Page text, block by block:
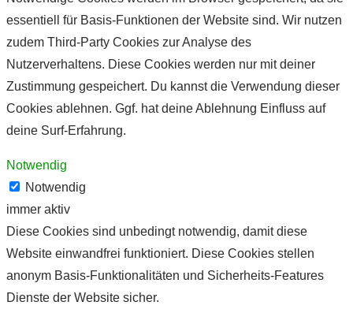
essentiell für Basis-Funktionen der Website sind. Wir nutzen
zudem Third-Party Cookies zur Analyse des
Nutzerverhaltens. Diese Cookies werden nur mit deiner
Zustimmung gespeichert. Du kannst die Verwendung dieser
Cookies ablehnen. Ggf. hat deine Ablehnung Einfluss auf
deine Surf-Erfahrung.
Notwendig
Notwendig
immer aktiv
Diese Cookies sind unbedingt notwendig, damit diese
Website einwandfrei funktioniert. Diese Cookies stellen
anonym Basis-Funktionalitäten und Sicherheits-Features
Dienste der Website sicher.